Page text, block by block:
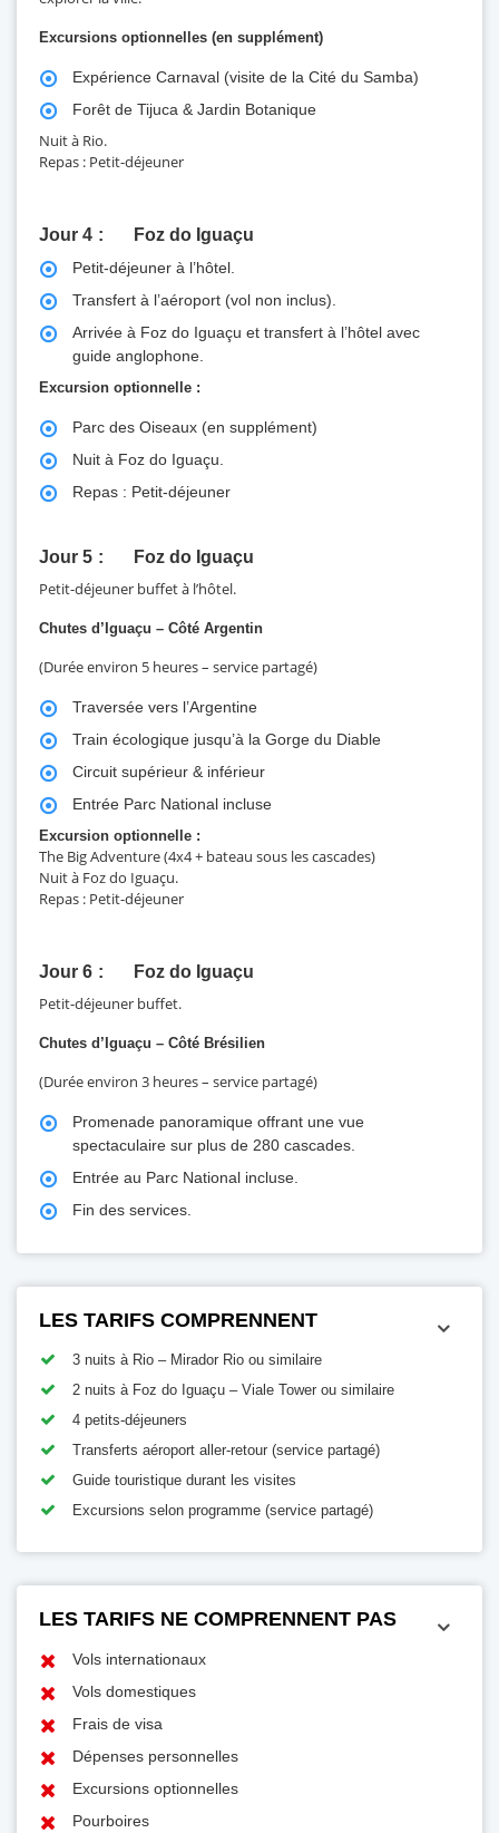
Excursions optionnelles (en supplément)
Expérience Carnaval (visite de la Cité du Samba)
Forêt de Tijuca & Jardin Botanique
Nuit à Rio.
Repas : Petit-déjeuner
Jour 4 Foz do Iguaçu
Petit-déjeuner à l’hôtel.
Transfert à l’aéroport (vol non inclus).
Arrivée à Foz do Iguaçu et transfert à l’hôtel avec
guide anglophone.
Excursion optionnelle :
Parc des Oiseaux (en supplément)
Nuit à Foz do Iguaçu.
Repas : Petit-déjeuner
Jour 5 Foz do Iguaçu
Petit-déjeuner buffet à l’hôtel.
Chutes d’Iguaçu – Côté Argentin
(Durée environ 5 heures – service partagé)
Traversée vers l’Argentine
Train écologique jusqu’à la Gorge du Diable
Circuit supérieur & inférieur
Entrée Parc National incluse
Excursion optionnelle :
The Big Adventure (4x4 + bateau sous les cascades)
Nuit à Foz do Iguaçu.
Repas : Petit-déjeuner
Jour 6 Foz do Iguaçu
Petit-déjeuner buffet.
Chutes d’Iguaçu – Côté Brésilien
(Durée environ 3 heures – service partagé)
Promenade panoramique offrant une vue
spectaculaire sur plus de 280 cascades.
Entrée au Parc National incluse.
Fin des services.
LES TARIFS COMPRENNENT
3 nuits à Rio – Mirador Rio ou similaire
2 nuits à Foz do Iguaçu – Viale Tower ou similaire
4 petits-déjeuners
Transferts aéroport aller-retour (service partagé)
Guide touristique durant les visites
Excursions selon programme (service partagé)
LES TARIFS NE COMPRENNENT PAS
Vols internationaux
Vols domestiques
Frais de visa
Dépenses personnelles
Excursions optionnelles
Pourboires